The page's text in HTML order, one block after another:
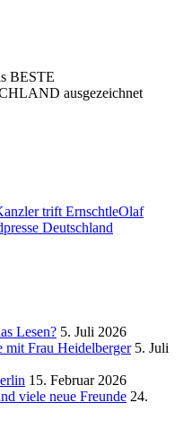
BESTE
ausgezeichnet
trift ErnschtleOlaf
Deutschland
Lesen? 5. Juli 2026
mit Frau Heidelberger 5. Juli
15. Februar 2026
viele neue Freunde 24.